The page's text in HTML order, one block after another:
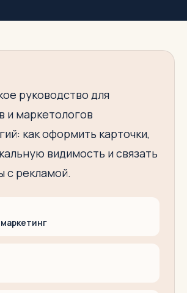
руководство для
и маркетологов
как оформить карточки,
видимость и связать
с рекламой.